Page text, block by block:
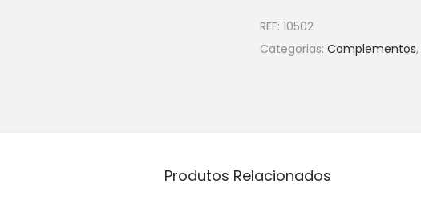
REF: 10502
Categorias: Complementos,
Produtos Relacionados